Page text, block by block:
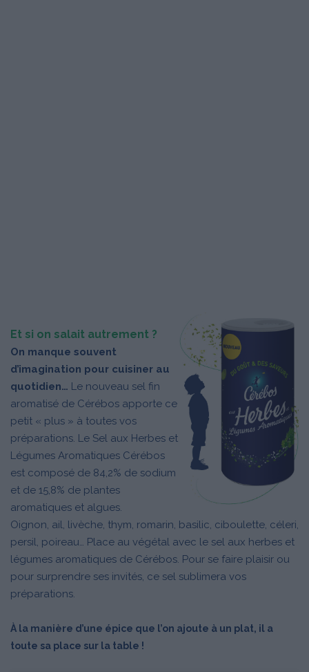
Et si on salait autrement ?
On manque souvent
d’imagination pour cuisiner au
quotidien… Le nouveau sel fin
aromatisé de Cérébos apporte ce
petit « plus » à toutes vos
préparations. Le Sel aux Herbes et
Légumes Aromatiques Cérébos
est composé de 84,2% de sodium
et de 15,8% de plantes
aromatiques et algues.
Oignon, ail, livèche, thym, romarin, basilic, ciboulette, céleri,
persil, poireau… Place au végétal avec le sel aux herbes et
légumes aromatiques de Cérébos. Pour se faire plaisir ou
pour surprendre ses invités, ce sel sublimera vos
préparations.
À la manière d’une épice que l’on ajoute à un plat, il a
toute sa place sur la table !